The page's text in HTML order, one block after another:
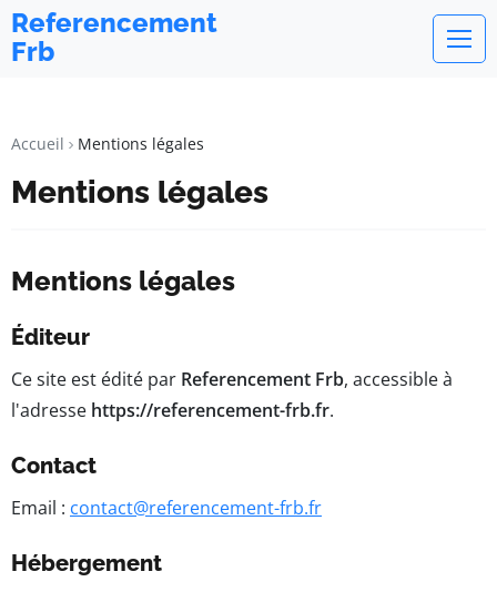
Referencement
Frb
Accueil Mentions légales
Mentions légales
Mentions légales
Éditeur
Ce site est édité par Referencement Frb, accessible à
l'adresse https://referencement-frb.fr.
Contact
Email : contact@referencement-frb.fr
Hébergement